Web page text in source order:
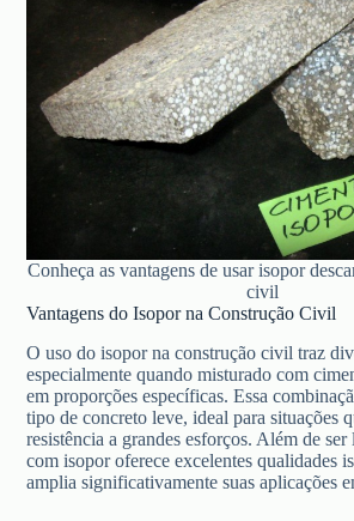
Conheça as vantagens de usar isopor
civil
Vantagens do Isopor na Construção Civil
O uso do isopor na construção civil traz
especialmente quando misturado com
em proporções específicas. Essa
tipo de concreto leve, ideal para situações
resistência a grandes esforços. Além de
com isopor oferece excelentes qualidades
amplia significativamente suas aplicações